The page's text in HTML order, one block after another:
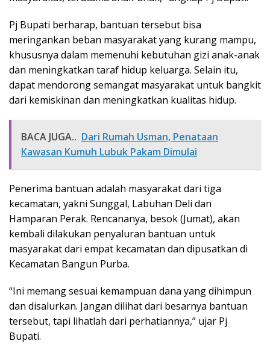
Pj Bupati berharap, bantuan tersebut bisa
meringankan beban masyarakat yang kurang mampu,
khususnya dalam memenuhi kebutuhan gizi anak-anak
dan meningkatkan taraf hidup keluarga. Selain itu,
dapat mendorong semangat masyarakat untuk bangkit
dari kemiskinan dan meningkatkan kualitas hidup.
BACA JUGA.. Dari Rumah Usman, Penataan
Kawasan Kumuh Lubuk Pakam Dimulai
Penerima bantuan adalah masyarakat dari tiga
kecamatan, yakni Sunggal, Labuhan Deli dan
Hamparan Perak. Rencananya, besok (Jumat), akan
kembali dilakukan penyaluran bantuan untuk
masyarakat dari empat kecamatan dan dipusatkan di
Kecamatan Bangun Purba.
“Ini memang sesuai kemampuan dana yang dihimpun
dan disalurkan. Jangan dilihat dari besarnya bantuan
tersebut, tapi lihatlah dari perhatiannya,” ujar Pj
Bupati.